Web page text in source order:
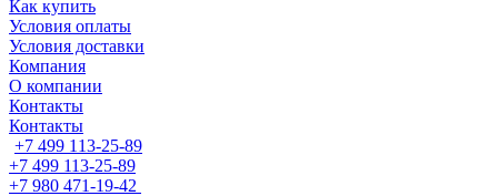
Как купить
Условия оплаты
Условия доставки
Компания
О компании
Контакты
Контакты
+7 499 113-25-89
+7 499 113-25-89
+7 980 471-19-42